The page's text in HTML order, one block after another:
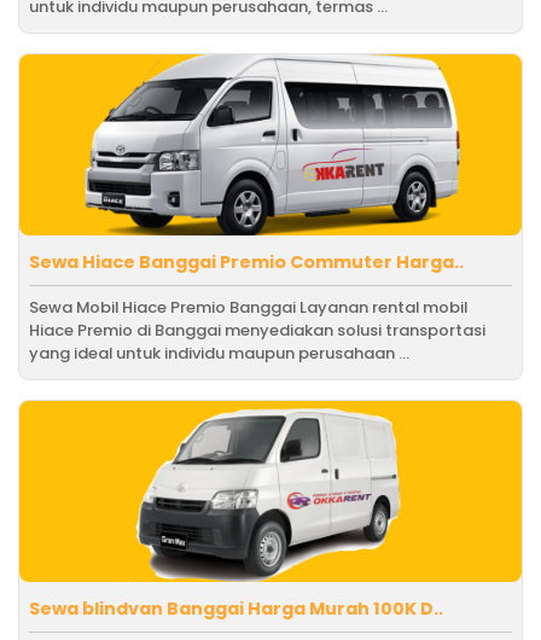
untuk individu maupun perusahaan, termas ...
Sewa Hiace Banggai Premio Commuter Harga..
Sewa Mobil Hiace Premio Banggai Layanan rental mobil
Hiace Premio di Banggai menyediakan solusi transportasi
yang ideal untuk individu maupun perusahaan ...
Sewa blindvan Banggai Harga Murah 100K D..